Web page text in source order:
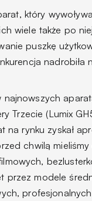
który
wiele także po
puszkę
nadrobiła
Trzecie (Lumix
na rynku zyskał
chwilą
modele